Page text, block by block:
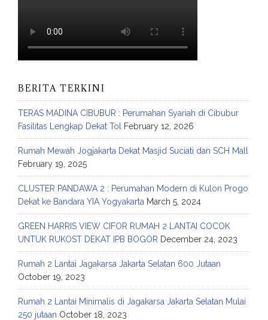
BERITA TERKINI
TERAS MADINA CIBUBUR : Perumahan Syariah di Cibubur
Fasilitas Lengkap Dekat Tol
February 12, 2026
Rumah Mewah Jogjakarta Dekat Masjid Suciati dan SCH Mall
February 19, 2025
CLUSTER PANDAWA 2 : Perumahan Modern di Kulon Progo
Dekat ke Bandara YIA Yogyakarta March 5, 2024
GREEN HARRIS VIEW CIFOR RUMAH 2 LANTAI COCOK
UNTUK RUKOST DEKAT IPB BOGOR December 24, 2023
Rumah 2 Lantai Jagakarsa Jakarta Selatan 600 Jutaan
October 19, 2023
Rumah 2 Lantai Minimalis di Jagakarsa Jakarta Selatan Mulai
250 jutaan October 18, 2023